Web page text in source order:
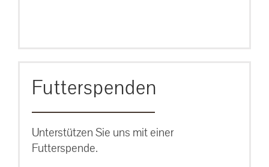
Futterspenden
Unterstützen Sie uns mit einer
Futterspende.